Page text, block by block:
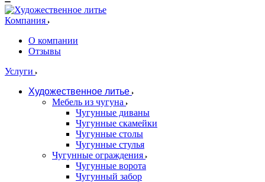
Компания
О компании
Отзывы
Услуги
Художественное литье
Мебель из чугуна
Чугунные диваны
Чугунные скамейки
Чугунные столы
Чугунные стулья
Чугунные ограждения
Чугунные ворота
Чугунный забор